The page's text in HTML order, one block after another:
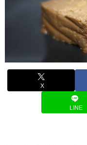
X
LINE